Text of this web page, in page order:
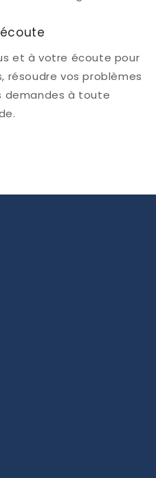
et à votre écoute pour
résoudre vos problèmes
demandes à toute